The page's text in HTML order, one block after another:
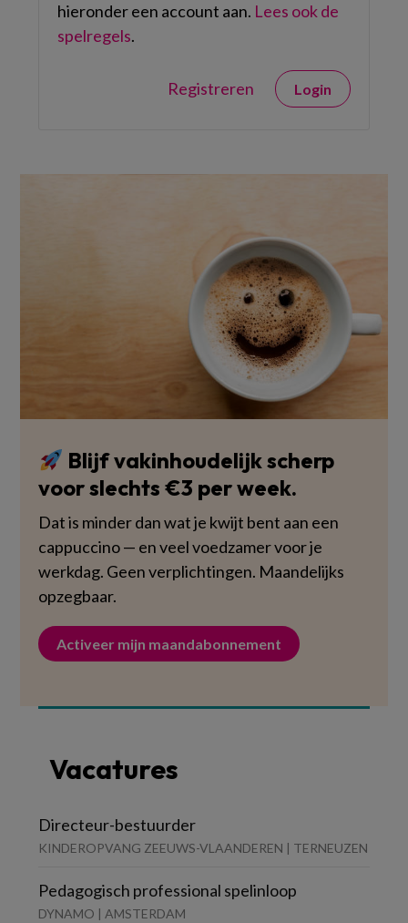
hieronder een account aan. Lees ook de
spelregels.
Registreren Login
Blijf vakinhoudelijk scherp
voor slechts €3 per week.
Dat is minder dan wat je kwijt bent aan een
cappuccino — en veel voedzamer voor je
werkdag. Geen verplichtingen. Maandelijks
opzegbaar.
Activeer mijn maandabonnement
Vacatures
Directeur-bestuurder
KINDEROPVANG ZEEUWS-VLAANDEREN | TERNEUZEN
Pedagogisch professional spelinloop
DYNAMO | AMSTERDAM